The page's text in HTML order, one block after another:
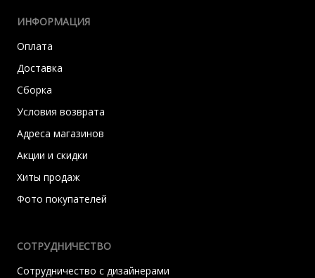
ИНФОРМАЦИЯ
Оплата
Доставка
Сборка
Условия возврата
Адреса магазинов
Акции и скидки
Хиты продаж
Фото покупателей
СОТРУДНИЧЕСТВО
Сотрудничество с дизайнерами